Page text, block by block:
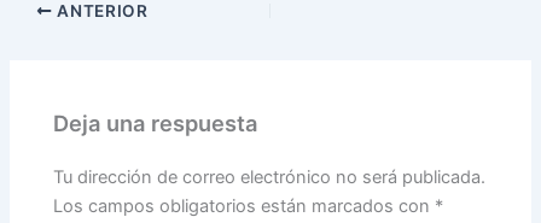
ANTERIOR
Deja una respuesta
Tu dirección de correo electrónico no será publicada.
Los campos obligatorios están marcados con *